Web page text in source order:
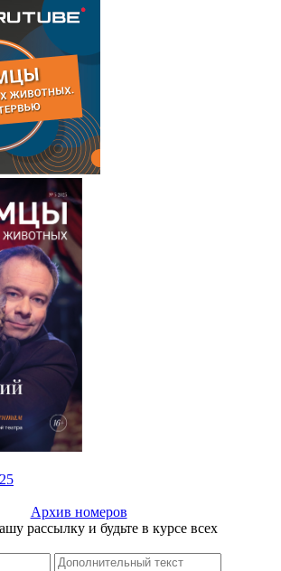
Архив номеров
рассылку и будьте в курсе всех